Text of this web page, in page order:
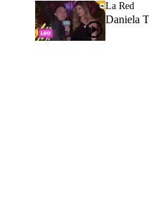
La Red
Daniela